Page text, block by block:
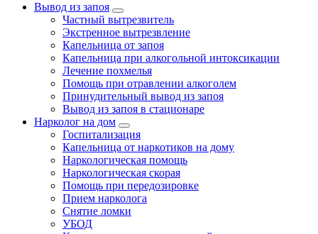
Вывод из запоя
Частный вытрезвитель
Экстренное вытрезвление
Капельница от запоя
Капельница при алкогольной интоксикации
Лечение похмелья
Помощь при отравлении алкоголем
Принудительный вывод из запоя
Вывод из запоя в стационаре
Нарколог на дом
Госпитализация
Капельница от наркотиков на дому
Наркологическая помощь
Наркологическая скорая
Помощь при передозировке
Прием нарколога
Снятие ломки
УБОД